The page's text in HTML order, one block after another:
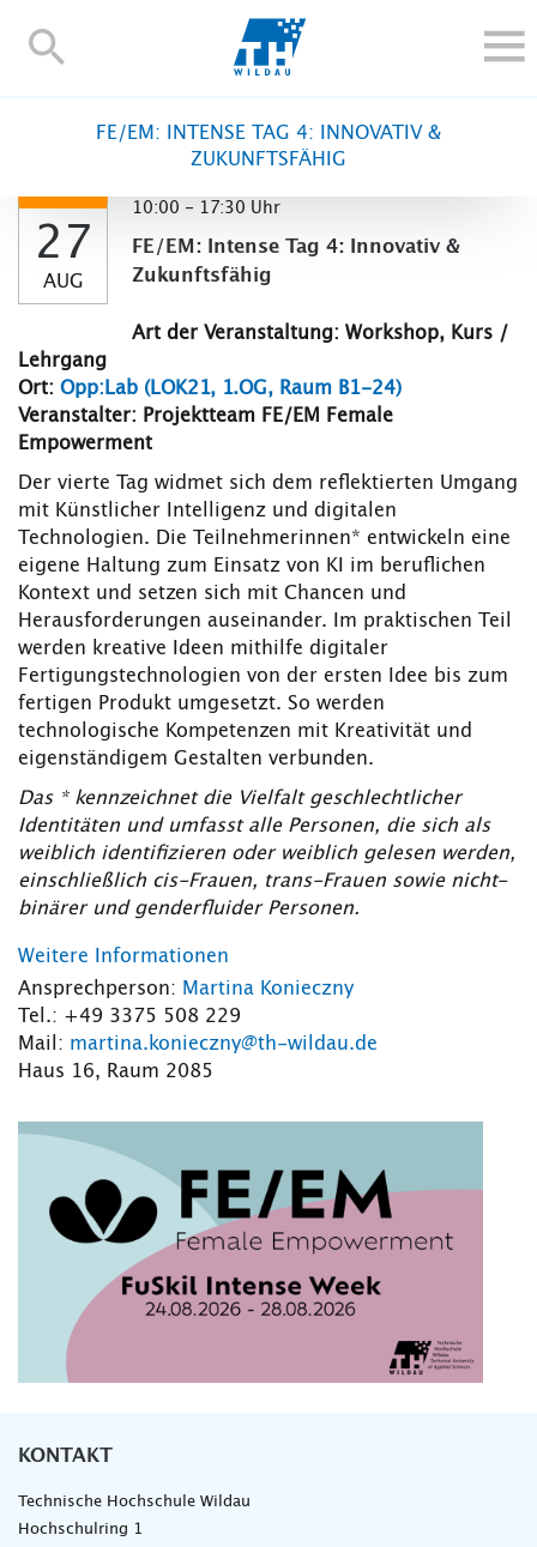
TH-
FORSCHUNG UND TRANSFER
ALUMNI
HOCHSCHULE
Blogs Kontakt und Anfahrt Webmail Moodle
TH Online-Portal
FE/EM: INTENSE TAG 4: INNOVATIV &
ZUKUNFTSFÄHIG
27
AUG
10:00 - 17:30 Uhr
FE/EM: Intense Tag 4: Innovativ &
Zukunftsfähig
Art der Veranstaltung: Workshop, Kurs /
Lehrgang
Ort: Opp:Lab (LOK21, 1.OG, Raum B1-24)
Veranstalter: Projektteam FE/EM Female
Empowerment
Der vierte Tag widmet sich dem reflektierten Umgang
mit Künstlicher Intelligenz und digitalen
Technologien. Die Teilnehmerinnen* entwickeln eine
eigene Haltung zum Einsatz von KI im beruflichen
Kontext und setzen sich mit Chancen und
Herausforderungen auseinander. Im praktischen Teil
werden kreative Ideen mithilfe digitaler
Fertigungstechnologien von der ersten Idee bis zum
fertigen Produkt umgesetzt. So werden
technologische Kompetenzen mit Kreativität und
eigenständigem Gestalten verbunden.
Das * kennzeichnet die Vielfalt geschlechtlicher
Identitäten und umfasst alle Personen, die sich als
weiblich identifizieren oder weiblich gelesen werden,
einschließlich cis-Frauen, trans-Frauen sowie nicht-
binärer und genderfluider Personen.
Weitere Informationen
Ansprechperson: Martina Konieczny
Tel.: +49 3375 508 229
Mail: martina.konieczny@th-wildau.de
Haus 16, Raum 2085
KONTAKT
Technische Hochschule Wildau
Hochschulring 1